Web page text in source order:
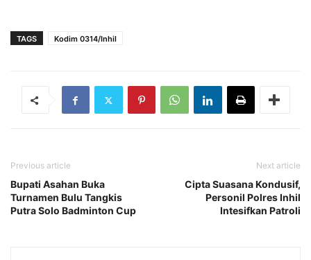
TAGS Kodim 0314/Inhil
Previous article
Bupati Asahan Buka
Turnamen Bulu Tangkis
Putra Solo Badminton Cup
Next article
Cipta Suasana Kondusif,
Personil Polres Inhil
Intesifkan Patroli